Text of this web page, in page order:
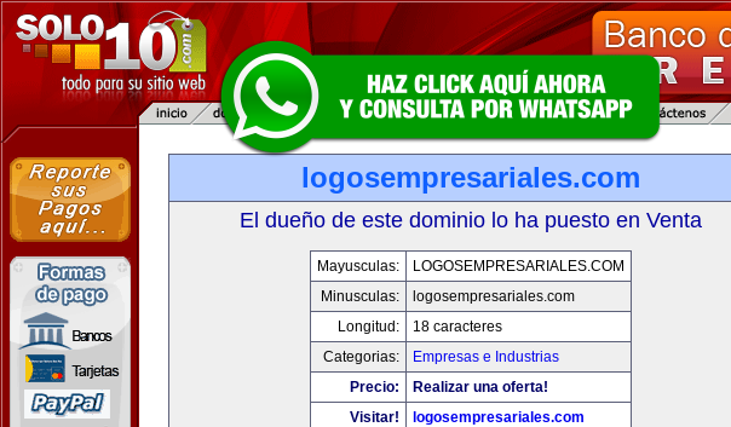
logosempresariales.com
El dueño de este dominio lo ha puesto en Venta
Mayusculas:
LOGOSEMPRESARIALES.COM
Minusculas:
logosempresariales.com
Longitud:
18 caracteres
Categorias:
Empresas e Industrias
Precio:
Realizar una oferta!
Visitar!
logosempresariales.com